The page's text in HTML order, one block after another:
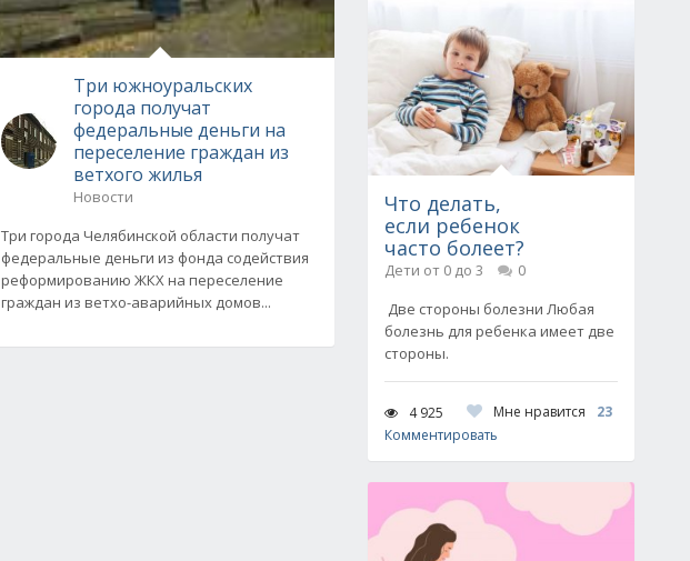
Три южноуральских
города получат
федеральные деньги на
переселение граждан из
ветхого жилья
Новости
Три города Челябинской области получат
федеральные деньги из фонда содействия
реформированию ЖКХ на переселение
граждан из ветхо-аварийных домов...
Что делать,
если ребенок
часто болеет?
Дети от 0 до 3
0
Две стороны болезни Любая
болезнь для ребенка имеет две
стороны.
4 925 Мне нравится
23
Комментировать